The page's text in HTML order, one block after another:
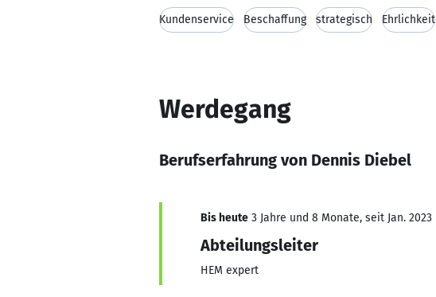
Kundenservice Beschaffung strategisch Ehrlichkeit
Werdegang
Berufserfahrung von Dennis Diebel
Bis heute 3 Jahre und 8 Monate, seit Jan. 2023
Abteilungsleiter
HEM expert